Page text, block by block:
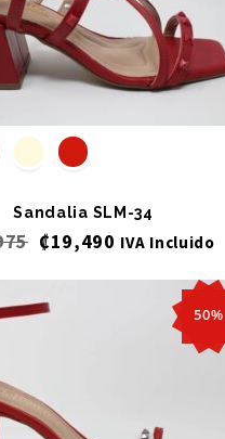
Sandalia SLM-34
₡19,490 IVA Incluido
50%